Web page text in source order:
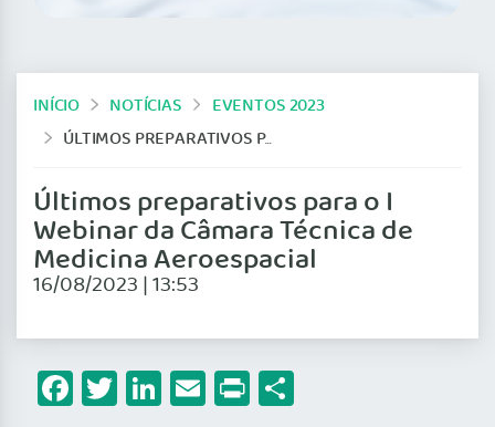
INÍCIO NOTÍCIAS
EVENTOS 2023
ÚLTIMOS PREPARATIVOS PARA O I WEBINAR DA CÂMARA TÉCNICA DE MEDICINA AEROESPACIAL
Últimos preparativos para o I
Webinar da Câmara Técnica de
Medicina Aeroespacial
16/08/2023 | 13:53
Facebook
Twitter
LinkedIn
Email
Print